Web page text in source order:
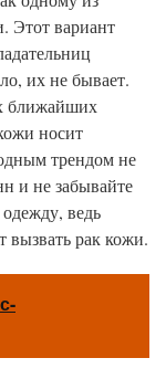
Этот вариант
их не бывает.
ближайших
носит
трендом не
и не забывайте
ведь
вызвать рак кожи.